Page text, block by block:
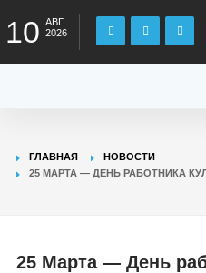
10 АВГ
2026
ГЛАВНАЯ
НОВОСТИ
25 МАРТА — ДЕНЬ РАБОТНИКА
25 Марта — День